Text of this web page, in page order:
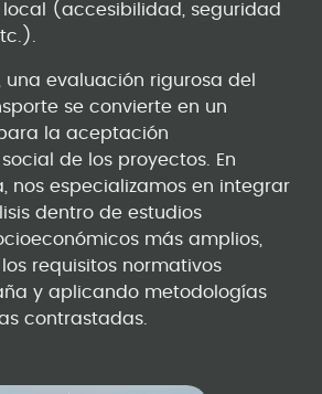
(accesibilidad, seguridad
una evaluación rigurosa del
se convierte en un
la aceptación
de los proyectos. En
nos especializamos en integrar
dentro de estudios
más amplios,
requisitos normativos
y aplicando metodologías
contrastadas.